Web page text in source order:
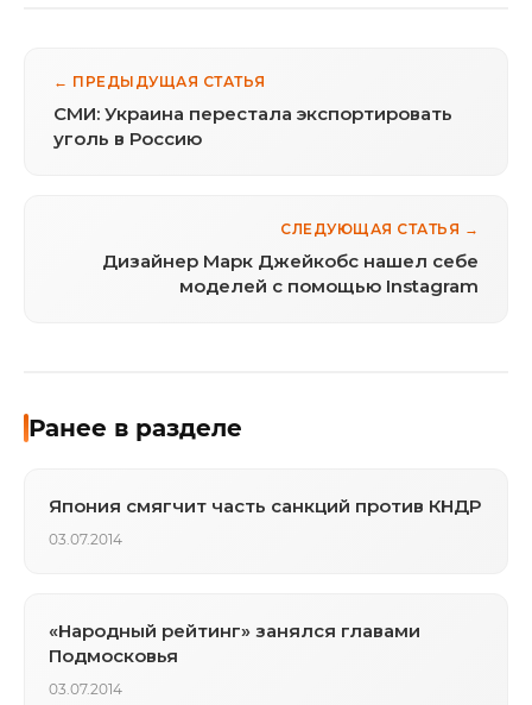
← ПРЕДЫДУЩАЯ СТАТЬЯ
СМИ: Украина перестала экспортировать
уголь в Россию
СЛЕДУЮЩАЯ СТАТЬЯ →
Дизайнер Марк Джейкобс нашел себе
моделей с помощью Instagram
Ранее в разделе
Япония смягчит часть санкций против КНДР
03.07.2014
«Народный рейтинг» занялся главами
Подмосковья
03.07.2014